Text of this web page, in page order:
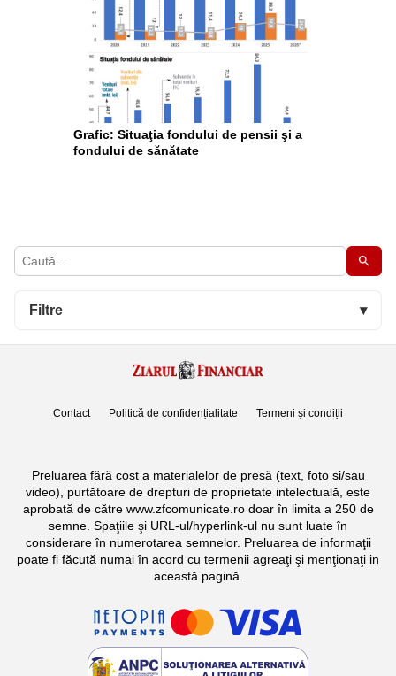
Filtre ▾
Grafic: Situaţia fondului de pensii şi a
fondului de sănătate
Contact Politică de confidențialitate Termeni și condiții
Preluarea fără cost a materialelor de presă (text, foto si/sau
video), purtătoare de drepturi de proprietate intelectuală, este
aprobată de către www.zfcomunicate.ro doar în limita a 250 de
semne. Spaţiile şi URL-ul/hyperlink-ul nu sunt luate în
considerare în numerotarea semnelor. Preluarea de informaţii
poate fi făcută numai în acord cu termenii agreaţi şi menţionaţi in
această pagină.